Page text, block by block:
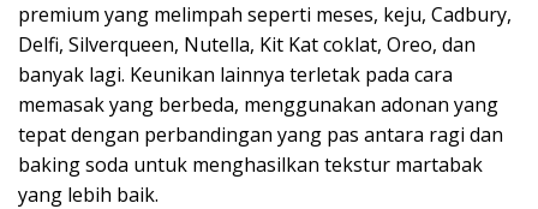
premium yang melimpah seperti meses, keju, Cadbury,
Delfi, Silverqueen, Nutella, Kit Kat coklat, Oreo, dan
banyak lagi. Keunikan lainnya terletak pada cara
memasak yang berbeda, menggunakan adonan yang
tepat dengan perbandingan yang pas antara ragi dan
baking soda untuk menghasilkan tekstur martabak
yang lebih baik.